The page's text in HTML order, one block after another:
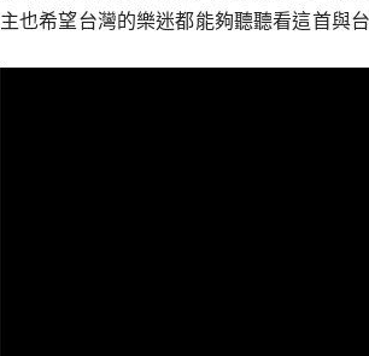
主也希望台灣的樂迷都能夠聽聽看這首與